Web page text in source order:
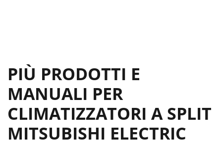
PIÙ PRODOTTI E
MANUALI PER
CLIMATIZZATORI A SPLIT
MITSUBISHI ELECTRIC